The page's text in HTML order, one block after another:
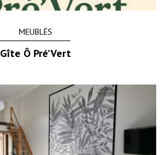
MEUBLÉS
Gîte Ô Pré’Vert